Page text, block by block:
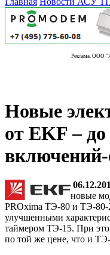
Реклама. ООО
Новые
от EKF –
новые
PROxima ТЭ-80 и ТЭ-80-
улучшенными
таймером ТЭ-15. При
по той же цене, что и